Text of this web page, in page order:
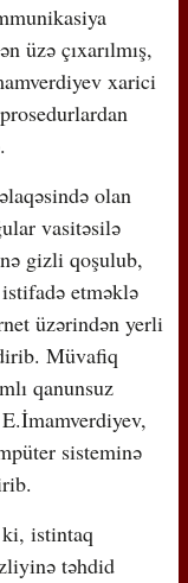
üzə çıxarılmış,
xarici
olan
vasitəsilə
gizli qoşulub,
etməklə
üzərindən yerli
Müvafiq
qanunsuz
sisteminə
ki, istintaq
təhdid